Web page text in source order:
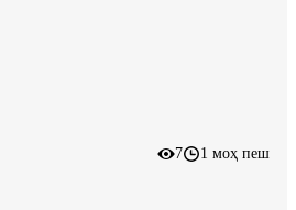
7 1 моҳ пеш